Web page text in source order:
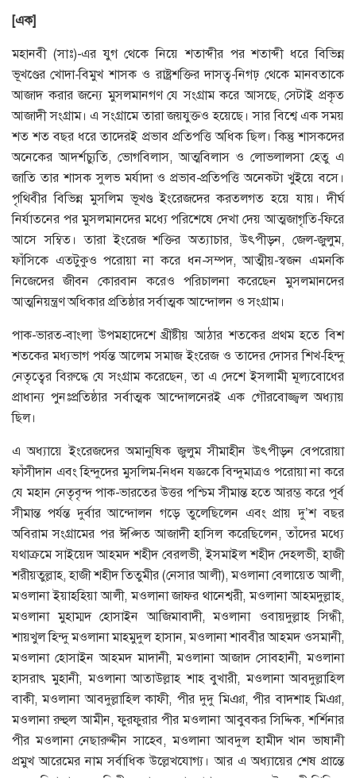
[এক]
মহানবী (সাঃ)-এর যুগ থেকে নিয়ে শতাব্দীর পর শতাব্দী ধরে বিভিন্ন
ভূখণ্ডের খোদা-বিমুখ শাসক ও রাষ্ট্রশক্তির দাসত্ব-নিগঢ় থেকে মানবতাকে
আজাদ করার জন্যে মুসলমানগণ যে সংগ্রাম করে আসছে, সেটাই প্রকৃত
আজাদী সংগ্রাম। এ সংগ্রামে তারা জয়যুক্তও হয়েছে। সার বিশ্বে এক সময়
শত শত বছর ধরে তাদেরই প্রভাব প্রতিপত্তি অধিক ছিল। কিন্তু শাসকদের
অনেকের আদর্শচ্যুতি, ভোগবিলাস, আত্মবিলাস ও লোভলালসা হেতু এ
জাতি তার শাসক সুলভ মর্যাদা ও প্রভাব-প্রতিপত্তি অনেকটা খুইয়ে বসে।
পৃথিবীর বিভিন্ন মুসলিম ভূখণ্ড ইংরেজদের করতলগত হয়ে যায়। দীর্ঘ
নির্যাতনের পর মুসলমানদের মধ্যে পরিশেষে দেখা দেয় আত্মজাগৃতি-ফিরে
আসে সম্বিত। তারা ইংরেজ শক্তির অত্যাচার, উৎপীড়ন, জেল-জুলুম,
ফাঁসিকে এতটুকুও পরোয়া না করে ধন-সম্পদ, আত্মীয়-স্বজন এমনকি
নিজেদের জীবন কোরবান করেও পরিচালনা করেছেন মুসলমানদের
আত্মনিয়ন্ত্রণ অধিকার প্রতিষ্ঠার সর্বাত্মক আন্দোলন ও সংগ্রাম।
পাক-ভারত-বাংলা উপমহাদেশে খ্রীষ্টীয় আঠার শতকের প্রথম হতে বিশ
শতকের মধ্যভাগ পর্যন্ত আলেম সমাজ ইংরেজ ও তাদের দোসর শিখ-হিন্দু
নেতৃত্বের বিরুদ্ধে যে সংগ্রাম করেছেন, তা এ দেশে ইসলামী মূল্যবোধের
প্রাধান্য পুনঃপ্রতিষ্ঠার সর্বাত্মক আন্দোলনেরই এক গৌরবোজ্জ্বল অধ্যায়
ছিল।
এ অধ্যায়ে ইংরেজদের অমানুষিক জুলুম সীমাহীন উৎপীড়ন বেপরোয়া
ফাঁসীদান এবং হিন্দুদের মুসলিম-নিধন যজ্ঞকে বিন্দুমাত্রও পরোয়া না করে
যে মহান নেতৃবৃন্দ পাক-ভারতের উত্তর পশ্চিম সীমান্ত হতে আরম্ভ করে পূর্ব
সীমান্ত পর্যন্ত দুর্বার আন্দোলন গড়ে তুলেছিলেন এবং প্রায় দু’শ বছর
অবিরাম সংগ্রামের পর ঈপ্সিত আজাদী হাসিল করেছিলেন, তাঁদের মধ্যে
যথাক্রমে সাইয়েদ আহমদ শহীদ বেরলভী, ইসমাইল শহীদ দেহলভী, হাজী
শরীয়তুল্লাহ, হাজী শহীদ তিতুমীর (নেসার আলী), মওলানা বেলায়েত আলী,
মওলানা ইয়াহহিয়া আলী, মওলানা জাফর থানেশ্বরী, মওলানা আহমদুল্লাহ,
মওলানা মুহাম্মদ হোসাইন আজিমাবাদী, মওলানা ওবায়দুল্লাহ সিন্ধী,
শায়খুল হিন্দু মওলানা মাহমুদুল হাসান, মওলানা শাববীর আহমদ ওসমানী,
মওলানা হোসাইন আহমদ মাদানী, মওলানা আজাদ সোবহানী, মওলানা
হাসরাৎ মুহানী, মওলানা আতাউল্লাহ শাহ বুখারী, মওলানা আবদুল্লাহিল
বাকী, মওলানা আবদুল্লাহিল কাফী, পীর দুদু মিঞা, পীর বাদশাহ মিঞা,
মওলানা রুহুল আমীন, ফুরফুরার পীর মওলানা আবুবকর সিদ্দিক, শর্শিনার
পীর মওলানা নেছারুদ্দীন সাহেব, মওলানা আবদুল হামীদ খান ভাষানী
প্রমুখ আরেমের নাম সর্বাধিক উল্লেখযোগ্য। আর এ অধ্যায়ের শেষ প্রান্তে